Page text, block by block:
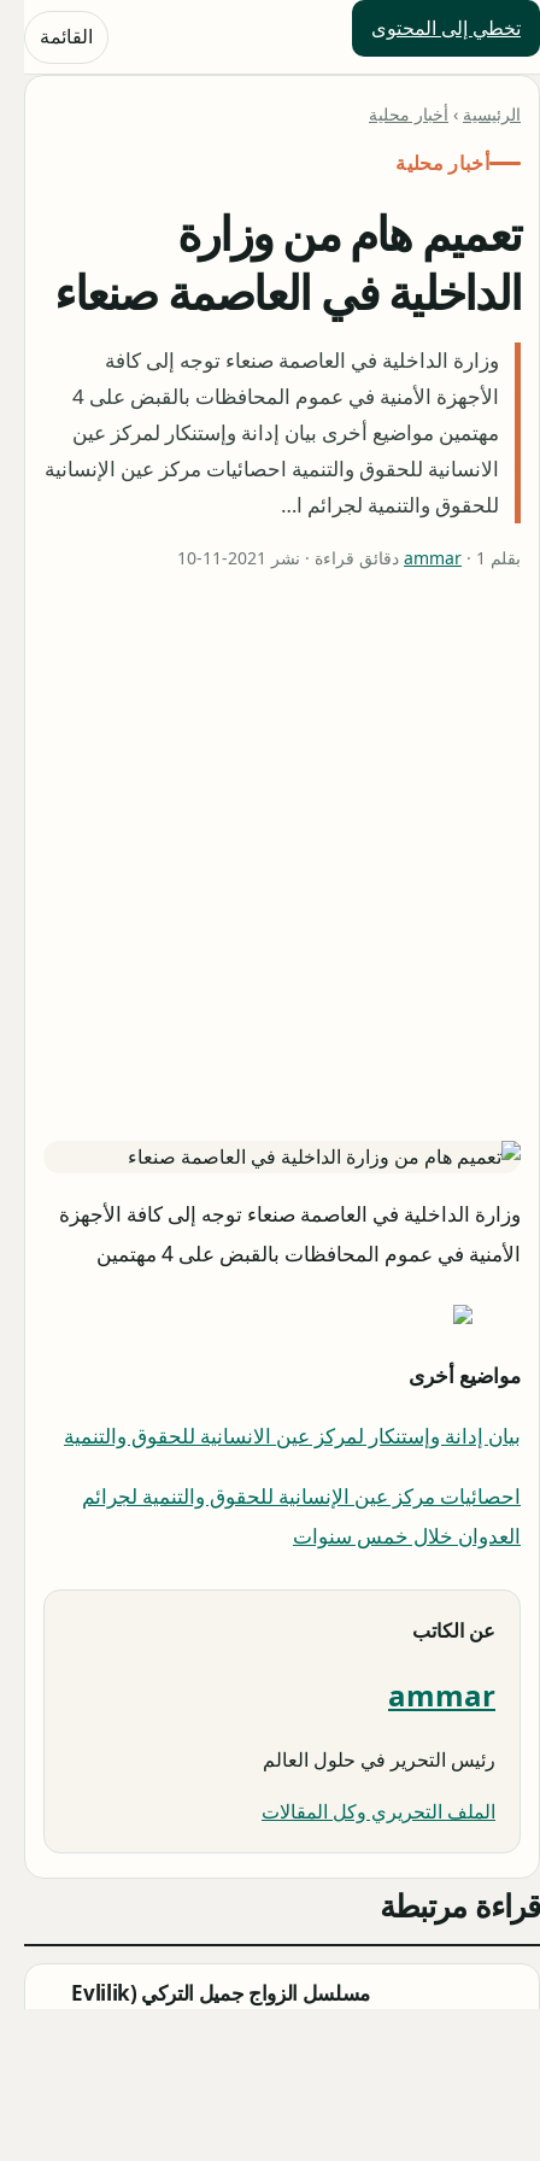
تخطي إلى المحتوى
حلول العالم القائمة
الرئيسية › أخبار محلية
أخبار محلية
تعميم هام من وزارة
الداخلية في العاصمة صنعاء
وزارة الداخلية في العاصمة صنعاء توجه إلى كافة
الأجهزة الأمنية في عموم المحافظات بالقبض على 4
مهتمين مواضيع أخرى بيان إدانة وإستنكار لمركز عين
الانسانية للحقوق والتنمية احصائيات مركز عين الإنسانية
للحقوق والتنمية لجرائم ا…
بقلم ammar · 1 دقائق قراءة · نشر 2021-11-10
وزارة الداخلية في العاصمة صنعاء توجه إلى كافة الأجهزة
الأمنية في عموم المحافظات بالقبض على 4 مهتمين
مواضيع أخرى
بيان إدانة وإستنكار لمركز عين الانسانية للحقوق والتنمية
احصائيات مركز عين الإنسانية للحقوق والتنمية لجرائم
العدوان خلال خمس سنوات
عن الكاتب
ammar
رئيس التحرير في حلول العالم
الملف التحريري وكل المقالات
قراءة مرتبطة
مسلسل الزواج جميل التركي (Evlilik